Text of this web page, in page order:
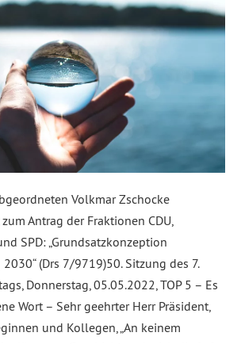
Volkmar Zschocke
zum Antrag der Fraktionen CDU,
SPD: „Grundsatzkonzeption
(Drs 7/9719)50. Sitzung des 7.
Donnerstag, 05.05.2022, TOP 5 – Es
Wort – Sehr geehrter Herr Präsident,
und Kollegen, „An keinem